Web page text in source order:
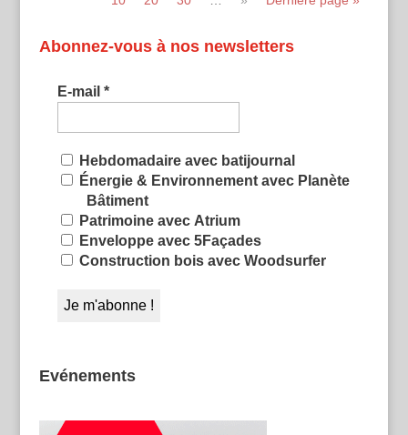
Abonnez-vous à nos newsletters
E-mail *
Hebdomadaire avec batijournal
Énergie & Environnement avec Planète
Bâtiment
Patrimoine avec Atrium
Enveloppe avec 5Façades
Construction bois avec Woodsurfer
Evénements